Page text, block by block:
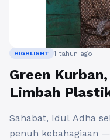
HIGHLIGHT 1 tahun ago
Green
Limbah
Sahabat, Idul Adha
penuh kebahagiaan